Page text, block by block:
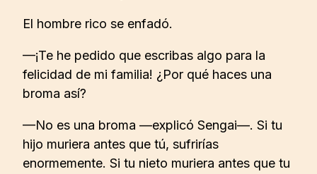
El hombre rico se enfadó.
—¡Te he pedido que escribas algo para la
felicidad de mi familia! ¿Por qué haces una
broma así?
—No es una broma —explicó Sengai—. Si tu
hijo muriera antes que tú, sufrirías
enormemente. Si tu nieto muriera antes que tu